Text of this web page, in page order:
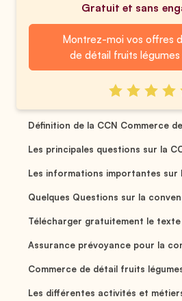
Gratuit et sans
Montrez-moi vos offres
de détail fruits
Définition de la CCN Commerce
Les principales questions sur la
Les informations importantes sur
Quelques Questions sur la
Télécharger gratuitement le
Assurance prévoyance pour la
Commerce de détail fruits
Les différentes activités et